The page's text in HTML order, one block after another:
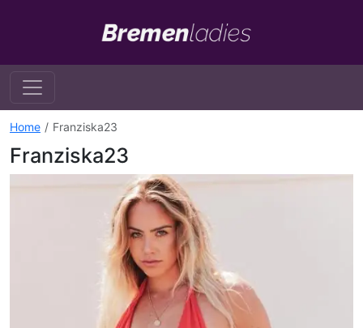
Home Franziska23
Franziska23